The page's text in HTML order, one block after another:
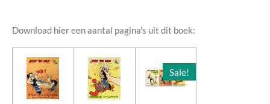
Download hier een aantal pagina's uit dit boek:
Sale!